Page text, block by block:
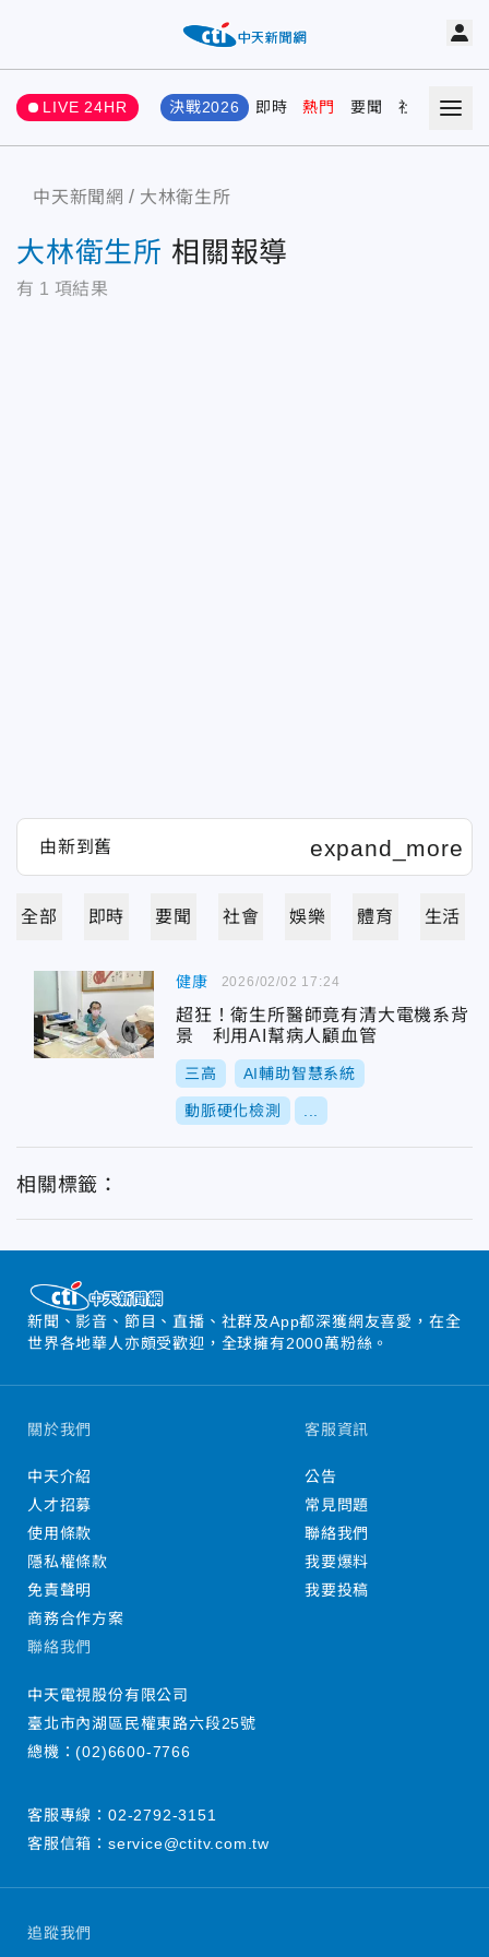
LIVE 24HR 決戰2026 即時 熱門 要聞 社會 娛樂
中天新聞網 大林衛生所
大林衛生所 相關報導
有 1 項結果
全部 即時 要聞 社會 娛樂 體育 生活
健康
超狂！衛生所醫師竟有清大電機系背
景 利用AI幫病人顧血管
三高 AI輔助智慧系統
動脈硬化檢測
2026/02/02 17:24
相關標籤：
新聞、影音、節目、直播、社群及App都深獲網友喜愛，在全
世界各地華人亦頗受歡迎，全球擁有2000萬粉絲。
追蹤我們
關於我們
中天介紹
人才招募
使用條款
隱私權條款
免責聲明
商務合作方案
客服資訊
公告
常見問題
聯絡我們
我要爆料
我要投稿
聯絡我們
中天電視股份有限公司
臺北市內湖區民權東路六段25號
總機：(02)6600-7766
客服專線： 02-2792-3151
客服信箱： service@ctitv.com.tw